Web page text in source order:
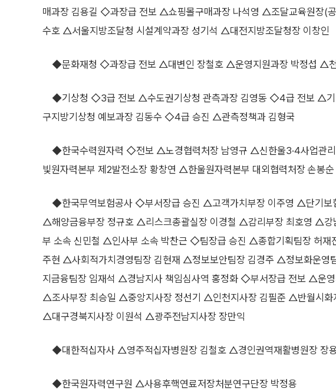
매과장 김용길 ◇과장급 전보 △쇼핑몰구매과장 나석영 △조달교육원장(
수호 △서울지방조달청 시설계약과장 성기석 △대전지방조달청장 이창인
◆문화재청 ◇과장급 전보 △대변인 장철호 △운영지원과장 박정섭 △천
◆기상청 ◇3급 전보 △수도권기상청 관측과장 김영동 ◇4급 전보 △기
구지방기상청 예보과장 김동수 ◇4급 승진 △관측정책과 김형국
◆한국수력원자력 ◇전보 △노경협력처장 남영규 △신한울3·4사업관
빛원자력본부 제2발전소장 황창연 △한울원자력본부 대외협력처장 손봉순
◆한국무역보험공사 ◇부서장급 승진 △고객가치부장 이주영 △단기보
△해양금융부장 정규호 △리스크총괄실장 이경철 △감리부장 최호영 △
부 소속 신민철 △인사부 소속 박찬근 ◇팀장급 승진 △종합기획팀장 허
주현 △사회적가치경영팀장 김현재 △정보보안팀장 김경주 △정보화운영
지금융팀장 임재석 △경남지사 책임심사역 홍정화 ◇부서장급 전보 △운
△조사부장 최승일 △중앙지사장 정선기 △인천지사장 김필준 △반월시화
△대구경북지사장 이원석 △광주전남지사장 장만익
◆대한적십자사 △영주적십자병원장 김철호 △경인권역재활병원장 장
◆한국원자력연구원 △사용후핵연료저장처분연구단장 박정용